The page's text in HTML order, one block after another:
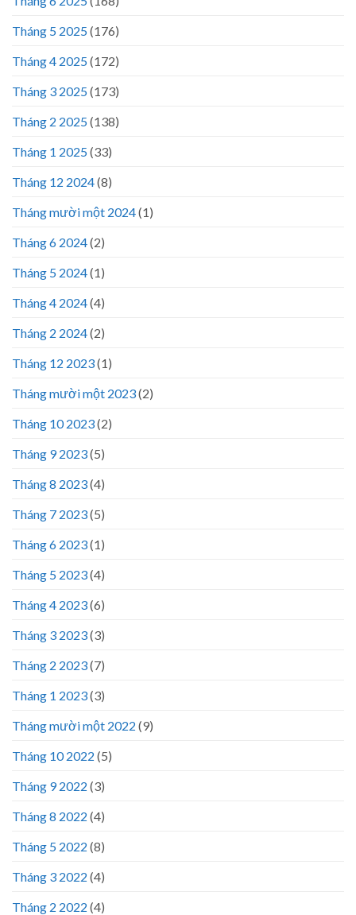
Tháng 5 2025(176)
Tháng 4 2025(172)
Tháng 3 2025(173)
Tháng 2 2025(138)
Tháng 1 2025(33)
Tháng 12 2024(8)
Tháng mười một 2024(1)
Tháng 6 2024(2)
Tháng 5 2024(1)
Tháng 4 2024(4)
Tháng 2 2024(2)
Tháng 12 2023(1)
Tháng mười một 2023(2)
Tháng 10 2023(2)
Tháng 9 2023(5)
Tháng 8 2023(4)
Tháng 7 2023(5)
Tháng 6 2023(1)
Tháng 5 2023(4)
Tháng 4 2023(6)
Tháng 3 2023(3)
Tháng 2 2023(7)
Tháng 1 2023(3)
Tháng mười một 2022 (9)
Tháng 10 2022 (5)
Tháng 9 2022 (3)
Tháng 8 2022 (4)
Tháng 5 2022 (8)
Tháng 3 2022 (4)
Tháng 2 2022 (4)